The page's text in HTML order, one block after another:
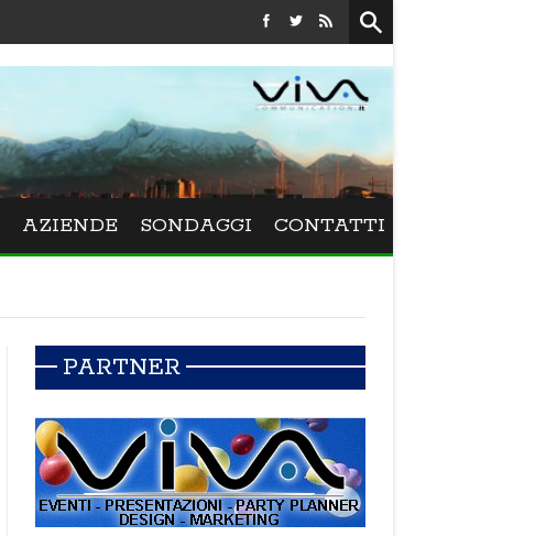
Festival La Versiliana - La direttrice lucchese Beatrice
AZIENDE SONDAGGI CONTATTI
PARTNER